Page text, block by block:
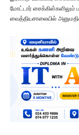
மோட்டார் சைக்கிள்களிலும்
வைத்தியசாலையில்